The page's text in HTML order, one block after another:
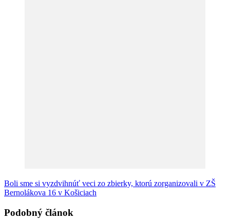
Boli sme si vyzdvihnúť veci zo zbierky, ktorú zorganizovali v ZŠ
Bernolákova 16 v Košiciach
Podobný článok